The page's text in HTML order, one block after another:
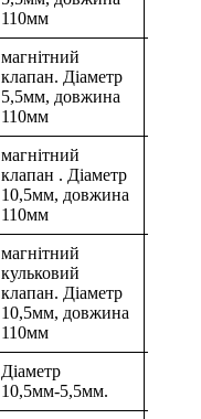
110мм
магнітний
клапан. Діаметр
5,5мм, довжина
110мм
магнітний
клапан . Діаметр
10,5мм, довжина
110мм
магнітний
кульковий
клапан. Діаметр
10,5мм, довжина
110мм
Діаметр
10,5мм-5,5мм.